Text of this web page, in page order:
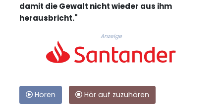
damit die Gewalt nicht wieder aus ihm
herausbricht."
Anzeige
Hören
Hör auf zuzuhören